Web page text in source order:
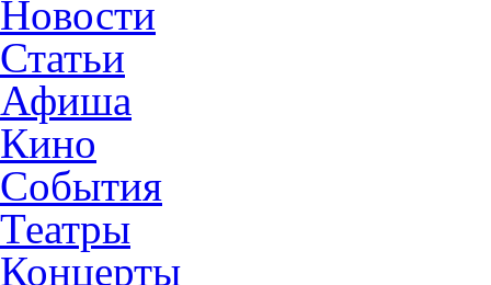
Новости
Статьи
Афиша
Кино
События
Театры
Концерты